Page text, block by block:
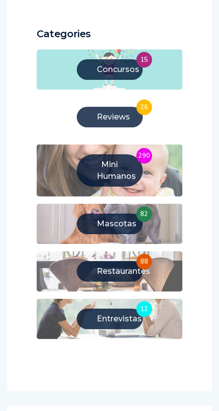
Categories
Concursos
15
Reviews
26
Mini
Humanos
290
Mascotas
82
Restaurantes
88
Entrevistas
12